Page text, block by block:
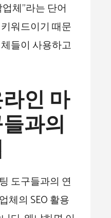
체”라는 단어
워드이기 때문
들이 사용하고
인 마
과의
도구들과의 연
체의 SEO 활용